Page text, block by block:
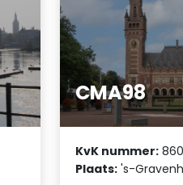
CMA98
KvK nummer:
Plaats: 's-